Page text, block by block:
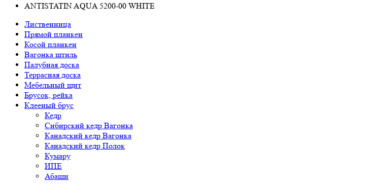
ANTISTATIN AQUA 5200-00 WHITE
Лиственница
Прямой планкен
Косой планкен
Вагонка штиль
Палубная доска
Террасная доска
Мебельный щит
Брусок, рейка
Клееный брус
Кедр
Сибирский кедр Вагонка
Канадский кедр Вагонка
Канадский кедр Полок
Кумару
ИПЕ
Абаши